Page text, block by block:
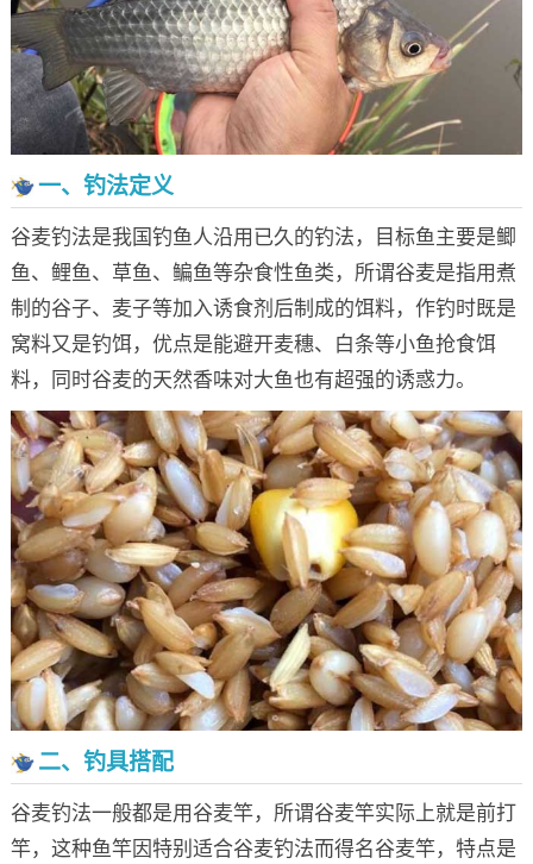
一、钓法定义
谷麦钓法是我国钓鱼人沿用已久的钓法，目标鱼主要是鲫
鱼、鲤鱼、草鱼、鳊鱼等杂食性鱼类，所谓谷麦是指用煮
制的谷子、麦子等加入诱食剂后制成的饵料，作钓时既是
窝料又是钓饵，优点是能避开麦穗、白条等小鱼抢食饵
料，同时谷麦的天然香味对大鱼也有超强的诱惑力。
二、钓具搭配
谷麦钓法一般都是用谷麦竿，所谓谷麦竿实际上就是前打
竿，这种鱼竿因特别适合谷麦钓法而得名谷麦竿，特点是